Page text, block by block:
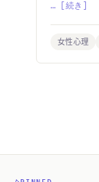
… [続き]
女性心理